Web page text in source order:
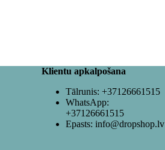
Klientu apkalpošana
Tālrunis: +37126661515
WhatsApp:
+37126661515
Epasts: info@dropshop.lv